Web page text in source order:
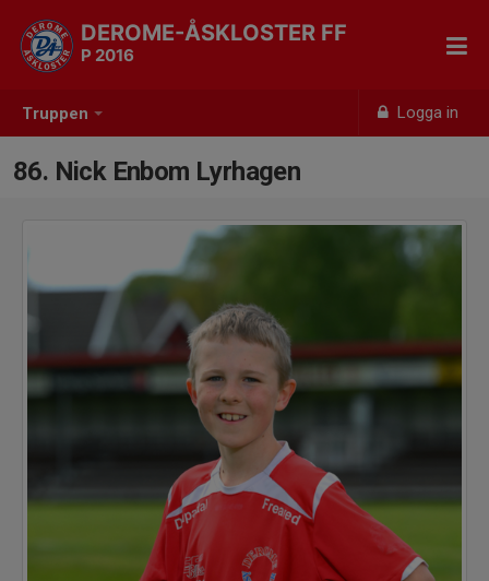
Truppen Logga in
DEROME-ÅSKLOSTER FF
P 2016
86. Nick Enbom Lyrhagen